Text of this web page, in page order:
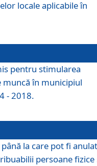
locale aplicabile în
pentru stimularea
muncă în municipiul
- 2018.
la care pot fi
persoane fizice